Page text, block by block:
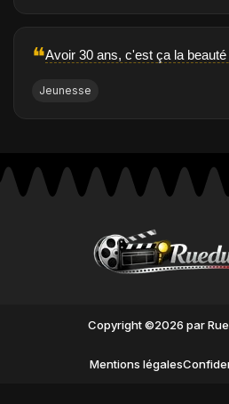
❝Avoir 30 ans, c'est ça la
Jeunesse
Copyright ©2026 par
Mentions légales